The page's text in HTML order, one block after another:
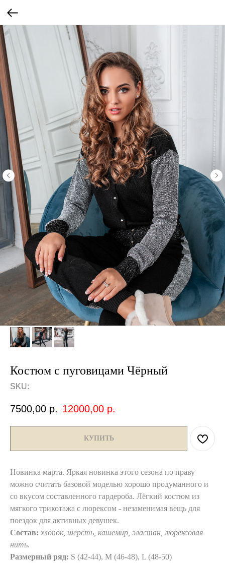
Костюм с пуговицами Чёрный
SKU:
7500,00 р. 12000,00 р.
КУПИТЬ
Новинка марта. Яркая новинка этого сезона по праву
можно считать базовой моделью хорошо продуманного и
со вкусом составленного гардероба. Лёгкий костюм из
мягкого трикотажа с люрексом - незаменимая вещь для
поездок для активных девушек.
Состав: хлопок, шерсть, кашемир, эластан, люрексовая
нить.
Размерный ряд: S (42-44), М (46-48), L (48-50)